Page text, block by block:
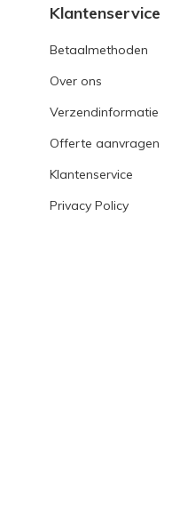
Klantenservice
Betaalmethoden
Over ons
Verzendinformatie
Offerte aanvragen
Klantenservice
Privacy Policy